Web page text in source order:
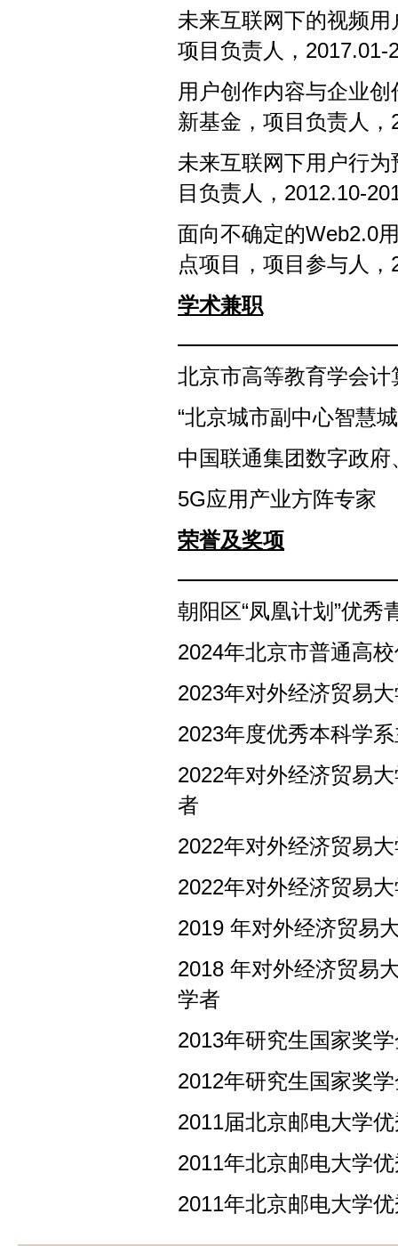
未来互联网下的视频
项目负责人，2017.01-
用户创作内容与企业
新基金，项目负责人，
未来互联网下用户行
目负责人，2012.10-
面向不确定的Web2.0
点项目，项目参与人
学术兼职
北京市高等教育学会
“北京城市副中心智慧
中国联通集团数字政
5G应用产业方阵专家
荣誉及奖项
朝阳区“凤凰计划”优秀
2024年北京市普通高
2023年对外经济贸易
2023年度优秀本科学
2022年对外经济贸易
者
2022年对外经济贸易
2022年对外经济贸易
2019 年对外经济贸易
2018 年对外经济贸易
学者
2013年研究生国家奖
2012年研究生国家奖
2011届北京邮电大学
2011年北京邮电大学
2011年北京邮电大学